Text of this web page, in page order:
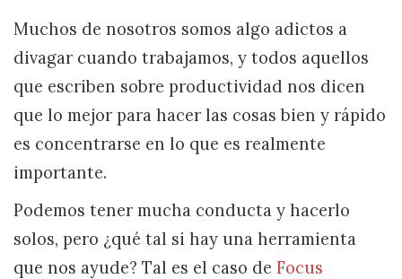
Muchos de nosotros somos algo adictos a
divagar cuando trabajamos, y todos aquellos
que escriben sobre productividad nos dicen
que lo mejor para hacer las cosas bien y rápido
es concentrarse en lo que es realmente
importante.
Podemos tener mucha conducta y hacerlo
solos, pero ¿qué tal si hay una herramienta
que nos ayude? Tal es el caso de Focus